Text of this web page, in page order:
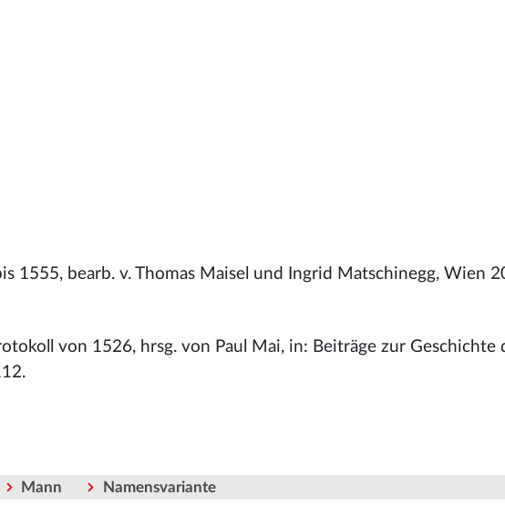
1555, bearb. v. Thomas Maisel und Ingrid Matschinegg, Wien
von 1526, hrsg. von Paul Mai, in: Beiträge zur Geschichte
Mann Namensvariante